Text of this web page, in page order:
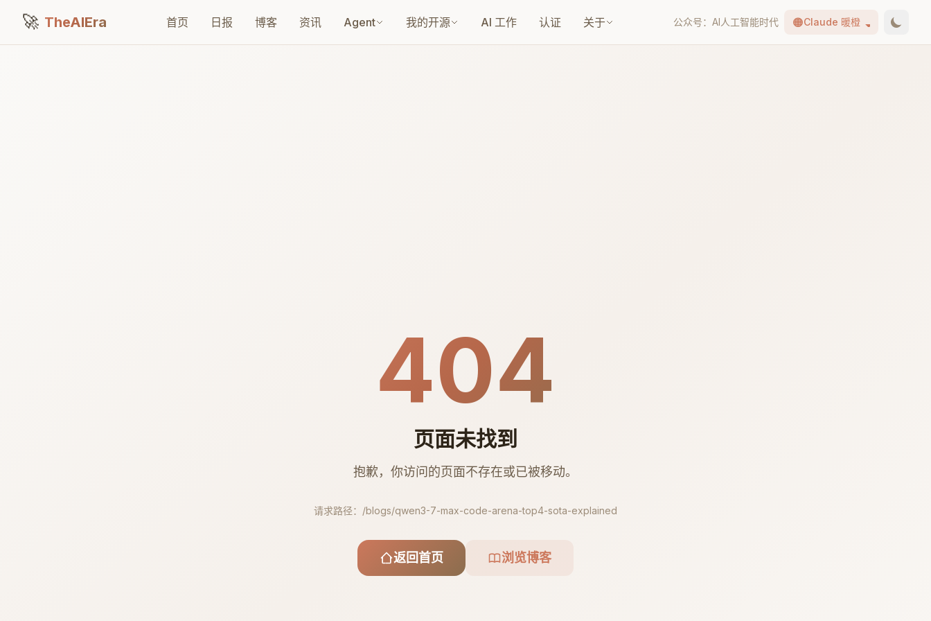
🚀 TheAIEra 首页 日报 博客 资讯 Agent 我的开源 AI 工作 认证 关于 公众号：AI人工智能时代 🟠Claude 暖橙
404
页面未找到
抱歉，你访问的页面不存在或已被移动。
请求路径： /blogs/qwen3-7-max-code-arena-top4-sota-explained
返回首页 浏览博客